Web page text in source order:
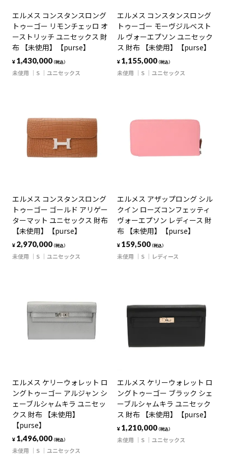
エルメス コンスタンスロング
トゥーゴー リモンチェッロ オ
ーストリッチ ユニセックス 財
布 【未使用】【purse】
¥ 1,430,000（税込）
未使用 S ユニセックス
エルメス コンスタンスロング
トゥーゴー モーヴジルベスト
ル ヴォーエプソン ユニセック
ス 財布 【未使用】【purse】
¥ 1,155,000（税込）
未使用 S ユニセックス
エルメス コンスタンスロング
トゥーゴー ゴールド アリゲー
ターマット ユニセックス 財布
【未使用】【purse】
¥ 2,970,000（税込）
未使用 S ユニセックス
エルメス アザップロング シル
クイン ローズコンフェッティ
ヴォーエプソン レディース 財
布 【未使用】【purse】
¥ 159,500（税込）
未使用 S レディース
エルメス ケリーウォレット ロ
ングトゥーゴー アルジャン シ
ェーブルシャムキラ ユニセッ
クス 財布 【未使用】
【purse】
¥ 1,496,000（税込）
未使用 S ユニセックス
エルメス ケリーウォレット ロ
ングトゥーゴー ブラック シェ
ーブルシャムキラ ユニセック
ス 財布 【未使用】【purse】
¥ 1,210,000（税込）
未使用 S ユニセックス